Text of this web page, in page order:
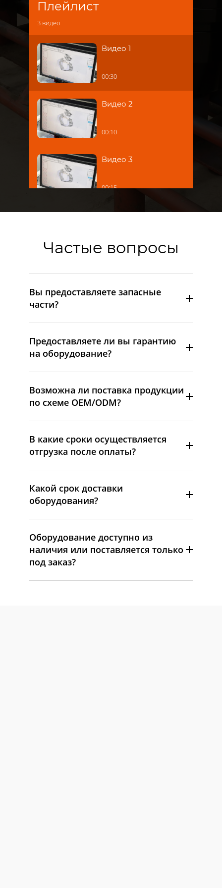
Плейлист
3 видео
Видео 1
00:30
Видео 2
00:10
Видео 3
00:15
Частые вопросы
Вы предоставляете запасные
части?
Предоставляете ли вы гарантию
на оборудование?
Возможна ли поставка продукции
по схеме OEM/ODM?
В какие сроки осуществляется
отгрузка после оплаты?
Какой срок доставки
оборудования?
Оборудование доступно из
наличия или поставляется только
под заказ?